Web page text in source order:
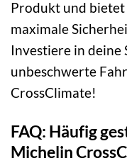
Produkt und bietet
maximale
Investiere in deine
unbeschwerte
CrossClimate!
FAQ: Häufig
Michelin